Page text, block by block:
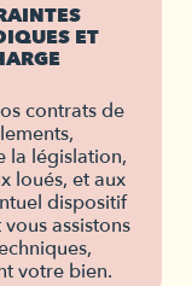
ET
contrats de
la législation,
loués, et aux
dispositif
assistons
votre bien.